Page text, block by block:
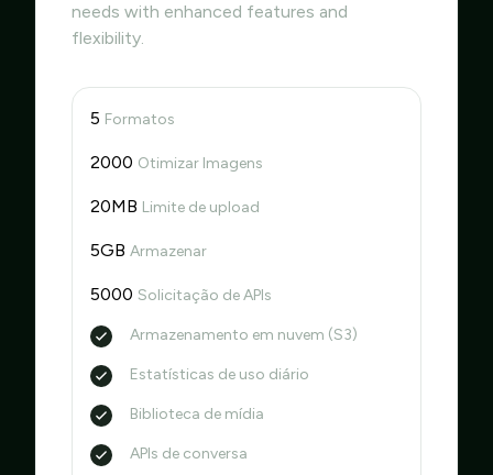
needs with enhanced features and
flexibility.
5 Formatos
2000 Otimizar Imagens
20MB Limite de upload
5GB Armazenar
5000 Solicitação de APIs
Armazenamento em nuvem (S3)
Estatísticas de uso diário
Biblioteca de mídia
APIs de conversa